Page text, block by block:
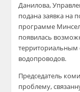
Данилова,
подана заявка на
программе
появилась
территориальным
водопроводов.
Председатель
проблему,